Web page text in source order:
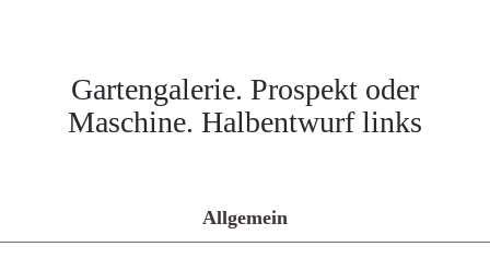
Gartengalerie. Prospekt oder
Maschine. Halbentwurf links
Allgemein